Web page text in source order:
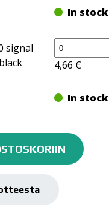
EF,
määrä
In stock
signal
black
Molotow
Maalitussi
One4all
EF,
määrä
4,66 €
In stock